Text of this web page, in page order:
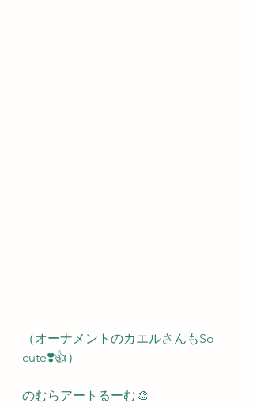
（オーナメントのカエルさんもSo
cute❣️👍）
のむらアートるーむ🎨